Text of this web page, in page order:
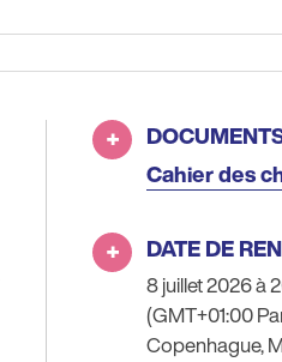
Cahier des
DATE DE
8 juillet 2026 à
(GMT+01:00
Copenhague,